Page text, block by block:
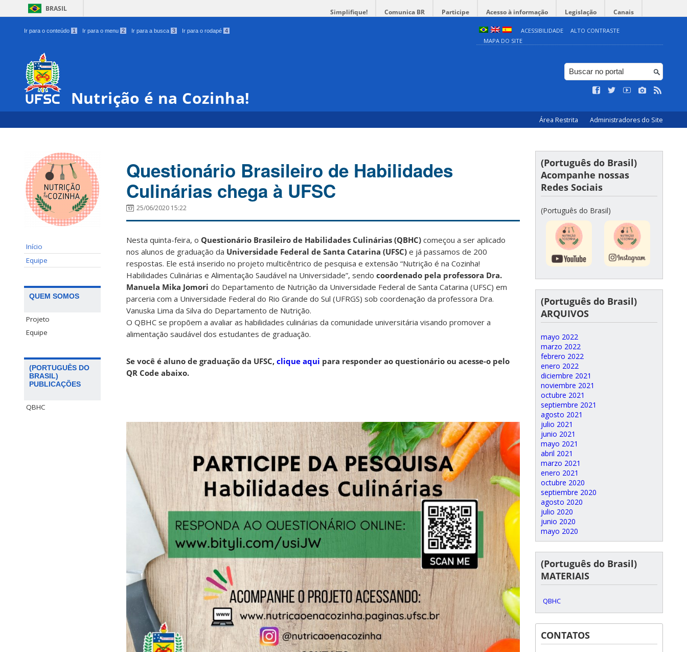
BRASIL Simplifique! Comunica BR Participe Acesso à informação Legislação Canais
Ir para o conteúdo 1 Ir para o menu 2 Ir para a busca 3 Ir para o rodapé 4 ACESSIBILIDADE
ALTO CONTRASTE
MAPA DO SITE
Nutrição é na Cozinha!
Área Restrita Administradores do Site
Início
Equipe
QUEM SOMOS
Projeto
Equipe
(PORTUGUÊS DO
BRASIL)
PUBLICAÇÕES
QBHC
Questionário Brasileiro de Habilidades
Culinárias chega à UFSC
25/06/2020 15:22
Nesta quinta-feira, o Questionário Brasileiro de Habilidades Culinárias (QBHC) começou a ser aplicado
nos alunos de graduação da Universidade Federal de Santa Catarina (UFSC) e já passamos de 200
respostas. Ele está inserido no projeto multicêntrico de pesquisa e extensão “Nutrição é na Cozinha!
Habilidades Culinárias e Alimentação Saudável na Universidade”, sendo coordenado pela professora Dra.
Manuela Mika Jomori do Departamento de Nutrição da Universidade Federal de Santa Catarina (UFSC) em
parceria com a Universidade Federal do Rio Grande do Sul (UFRGS) sob coordenação da professora Dra.
Vanuska Lima da Silva do Departamento de Nutrição.
O QBHC se propõem a avaliar as habilidades culinárias da comunidade universitária visando promover a
alimentação saudável dos estudantes de graduação.
Se você é aluno de graduação da UFSC, clique aqui para responder ao questionário ou acesse-o pelo
QR Code abaixo.
(Português do Brasil)
Acompanhe nossas
Redes Sociais
(Português do Brasil)
(Português do Brasil)
ARQUIVOS
mayo 2022
marzo 2022
febrero 2022
enero 2022
diciembre 2021
noviembre 2021
octubre 2021
septiembre 2021
agosto 2021
julio 2021
junio 2021
mayo 2021
abril 2021
marzo 2021
enero 2021
octubre 2020
septiembre 2020
agosto 2020
julio 2020
junio 2020
mayo 2020
(Português do Brasil)
MATERIAIS
QBHC
CONTATOS